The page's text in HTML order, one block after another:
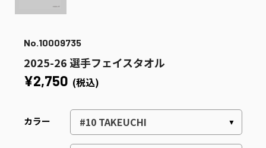
No.10009735
2025-26 選手フェイスタオル
¥2,750 (税込)
カラー